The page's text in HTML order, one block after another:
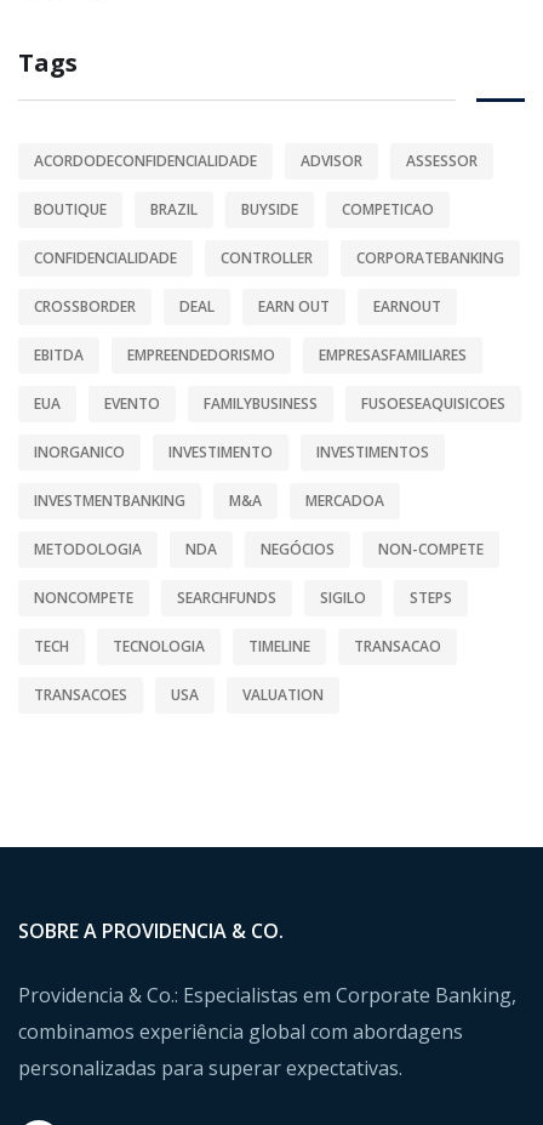
Tags
ACORDODECONFIDENCIALIDADE ADVISOR ASSESSOR
BOUTIQUE BRAZIL BUYSIDE COMPETICAO
CONFIDENCIALIDADE CONTROLLER CORPORATEBANKING
CROSSBORDER DEAL EARN OUT EARNOUT
EBITDA EMPREENDEDORISMO EMPRESASFAMILIARES
EUA EVENTO FAMILYBUSINESS FUSOESEAQUISICOES
INORGANICO INVESTIMENTO INVESTIMENTOS
INVESTMENTBANKING M&A MERCADOA
METODOLOGIA NDA NEGÓCIOS NON-COMPETE
NONCOMPETE SEARCHFUNDS SIGILO STEPS
TECH TECNOLOGIA TIMELINE TRANSACAO
TRANSACOES USA VALUATION
SOBRE A PROVIDENCIA & CO.
Providencia & Co.: Especialistas em Corporate Banking,
combinamos experiência global com abordagens
personalizadas para superar expectativas.